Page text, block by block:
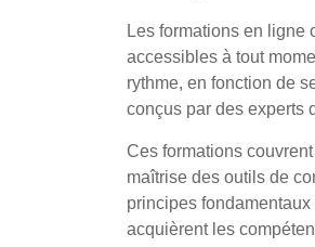
Les formations en ligne
accessibles à tout
rythme, en fonction de
conçus par des experts
Ces formations
maîtrise des outils de
principes
acquièrent les